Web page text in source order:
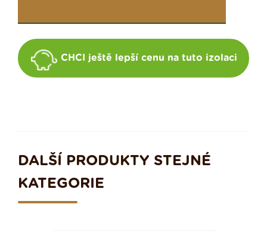
CHCI ještě lepší cenu na tuto izolaci
DALŠÍ PRODUKTY STEJNÉ
KATEGORIE